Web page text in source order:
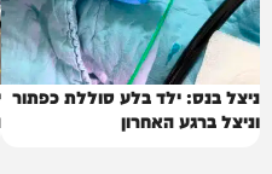
ניצל בנס: ילד בלע סוללת כפתור
וניצל ברגע האחרון